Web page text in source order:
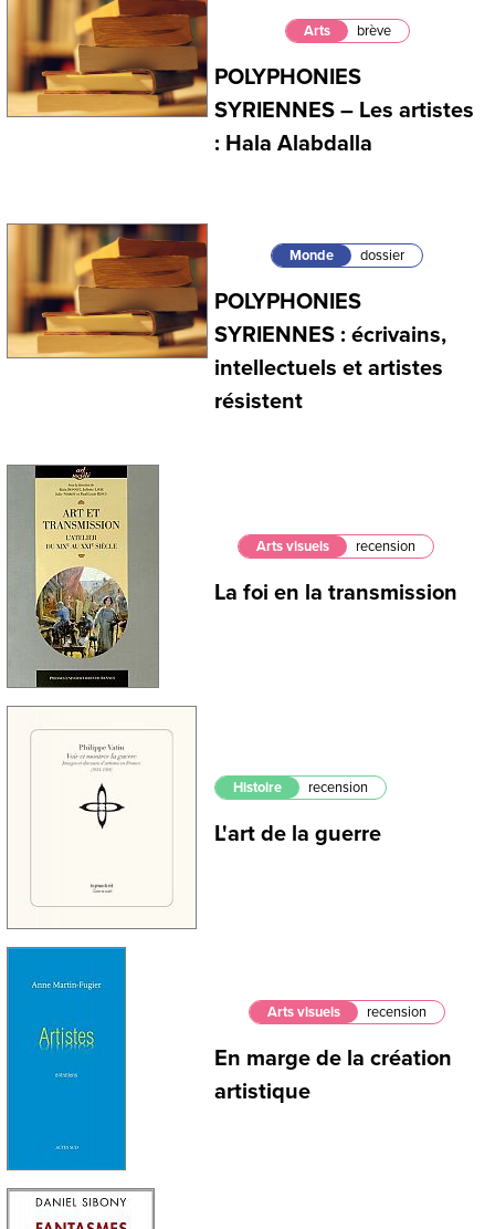
Arts brève
POLYPHONIES
SYRIENNES – Les artistes
: Hala Alabdalla
Monde dossier
POLYPHONIES
SYRIENNES : écrivains,
intellectuels et artistes
résistent
Arts visuels recension
La foi en la transmission
Histoire recension
L'art de la guerre
Arts visuels recension
En marge de la création
artistique